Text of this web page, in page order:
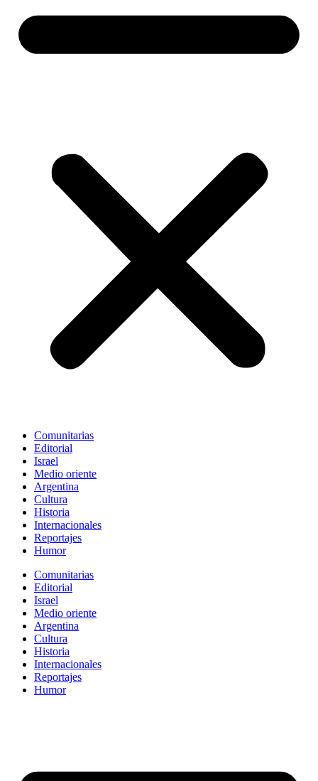
Comunitarias
Editorial
Israel
Medio oriente
Argentina
Cultura
Historia
Internacionales
Reportajes
Humor
Comunitarias
Editorial
Israel
Medio oriente
Argentina
Cultura
Historia
Internacionales
Reportajes
Humor